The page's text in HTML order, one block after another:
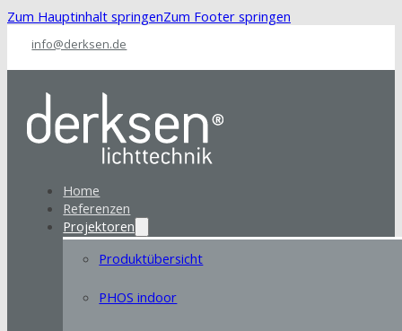
Zum Hauptinhalt springenZum Footer springen
info@derksen.de
Home
Referenzen
Projektoren
Produktübersicht
PHOS indoor